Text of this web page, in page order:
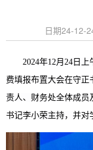
日期24-12-
2024年12月24日
费填报布置大会在守正
责人、财务处全体成员
书记李小荣主持，并对